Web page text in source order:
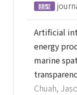
類型
Artificial
energy
marine
Chuah,